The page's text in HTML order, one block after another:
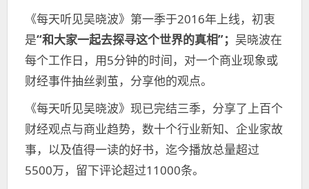
《每天听见吴晓波》第一季于2016年上线，初衷
是“和大家一起去探寻这个世界的真相”； 吴晓波在
每个工作日，用5分钟的时间，对一个商业现象或
财经事件抽丝剥茧，分享他的观点。
《每天听见吴晓波》现已完结三季，分享了上百个
财经观点与商业趋势，数十个行业新知、企业家故
事，以及值得一读的好书，迄今播放总量超过
5500万，留下评论超过11000条。